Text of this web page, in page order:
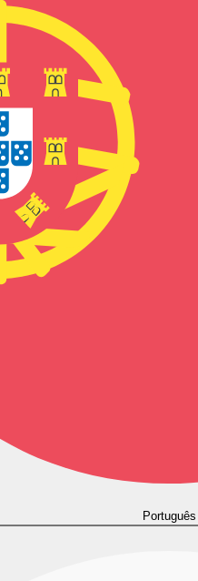
Português